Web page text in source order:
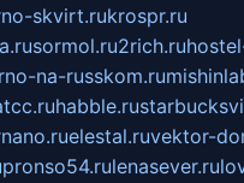
skvirt.rukrospr.ru
sormol.ru2rich.ru
na-russkom.ru
habble.ru
elestal.ruvektor-
pronso54.rulenasever.ru